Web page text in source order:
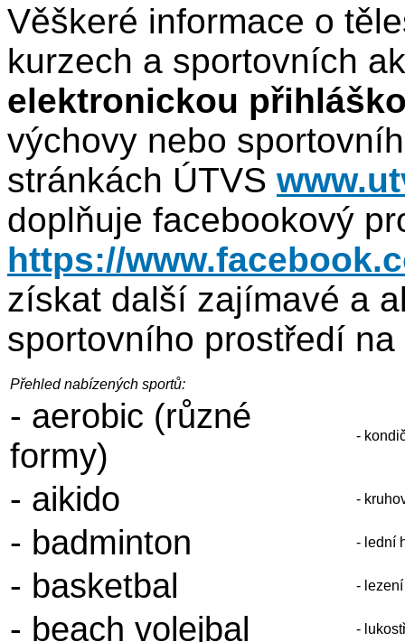
Věškeré informace o
kurzech a sportovních
elektronickou
výchovy nebo
stránkách ÚTVS
doplňuje facebookový
https://
získat další zajímavé a
sportovního prostředí na
Přehled nabízených sportů:
- aerobic (různé
formy)
-
- aikido -
- badminton - lední
- basketbal -
- beach volejbal -